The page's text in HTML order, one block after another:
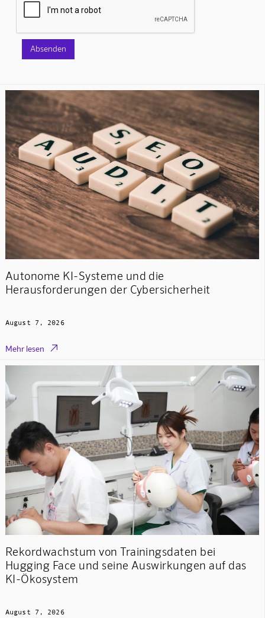
Autonome KI-Systeme und die
Herausforderungen der Cybersicherheit
August 7, 2026
Mehr lesen 
Rekordwachstum von Trainingsdaten bei
Hugging Face und seine Auswirkungen auf das
KI-Ökosystem
August 7, 2026